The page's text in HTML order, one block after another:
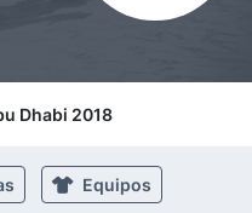
Dhabi 2018
Equipos